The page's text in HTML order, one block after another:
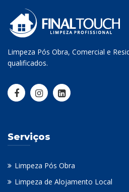
Limpeza Pós Obra, Comercial e
qualificados.
Serviços
Limpeza Pós Obra
Limpeza de Alojamento Local